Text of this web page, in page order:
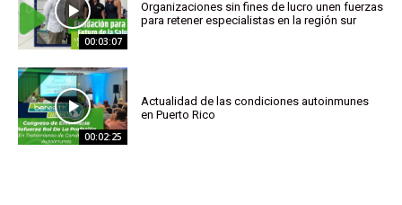
00:03:07
Organizaciones sin fines de lucro unen fuerzas
para retener especialistas en la región sur
00:02:25
Actualidad de las condiciones autoinmunes
en Puerto Rico